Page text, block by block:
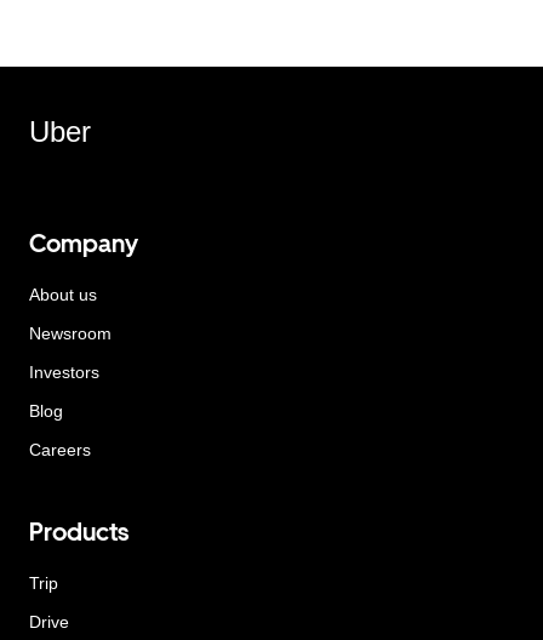
Uber
Company
About us
Newsroom
Investors
Blog
Careers
Products
Trip
Drive